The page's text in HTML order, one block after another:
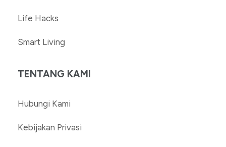
Life Hacks
Smart Living
TENTANG KAMI
Hubungi Kami
Kebijakan Privasi